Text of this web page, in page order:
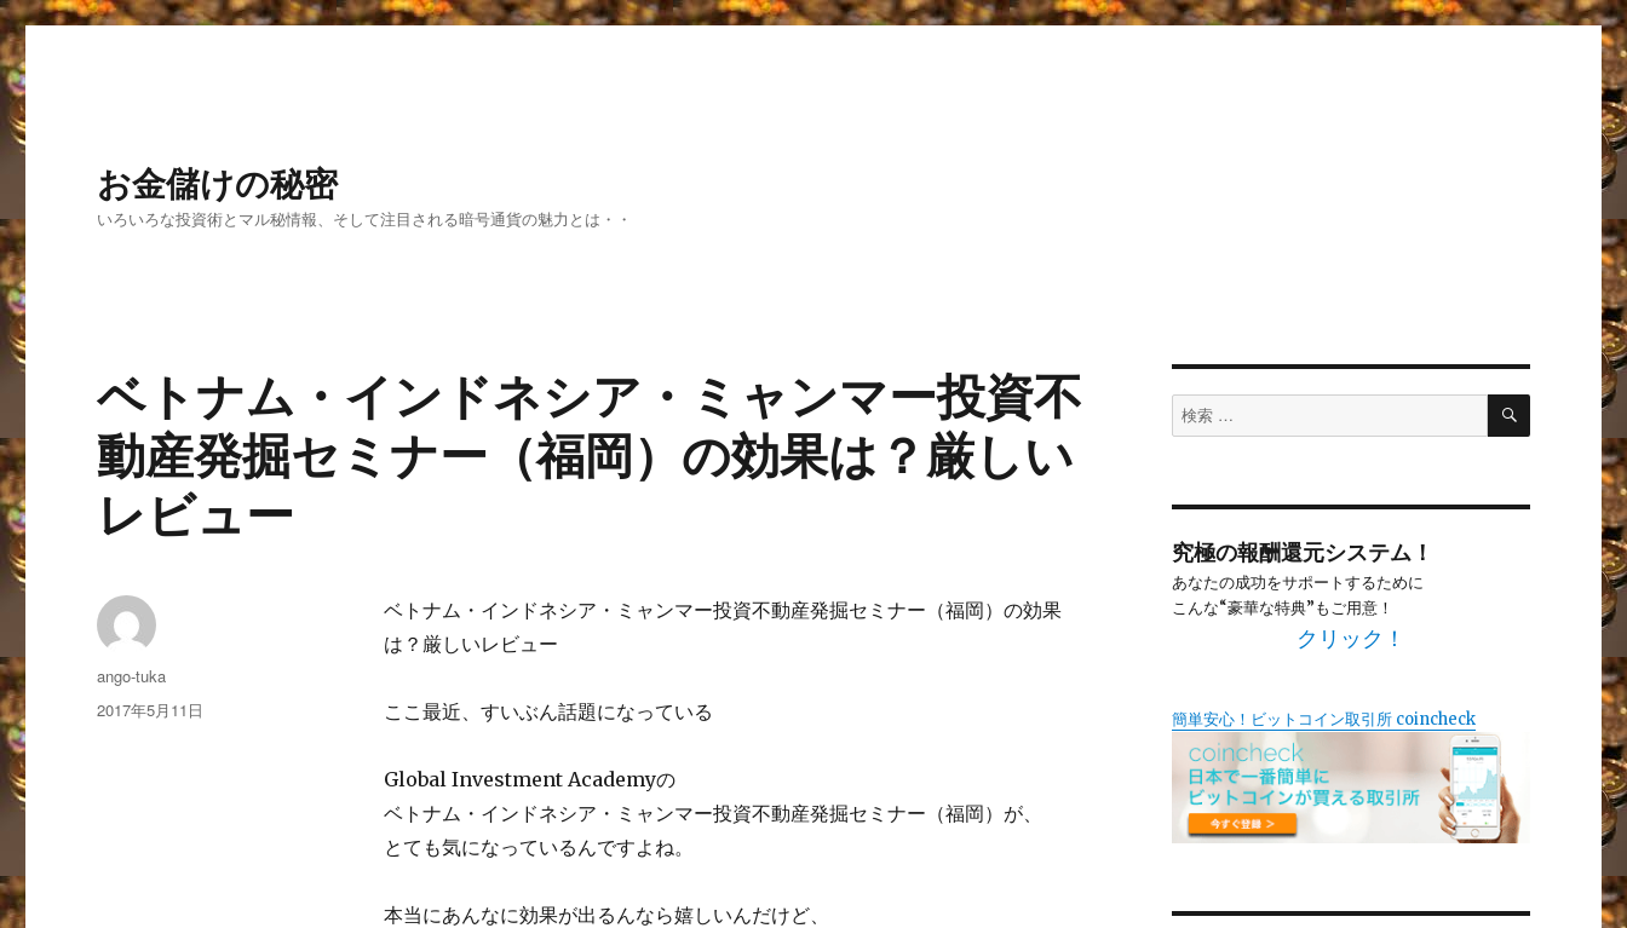
お金儲けの秘密
いろいろな投資術とマル秘情報、そして注目される暗号通貨の魅力とは・・
ベトナム・インドネシア・ミャンマー投資不
動産発掘セミナー（福岡）の効果は？厳しい
レビュー
ベトナム・インドネシア・ミャンマー投資不動産発掘セミナー（福岡）の効果
は？厳しいレビュー
ここ最近、すいぶん話題になっている
Global Investment Academyの
ベトナム・インドネシア・ミャンマー投資不動産発掘セミナー（福岡）が、
とても気になっているんですよね。
本当にあんなに効果が出るんなら嬉しいんだけど、
投
稿
ango-tuka
投
2017年5月11日
検
索
検
究極の報酬還元システム！
あなたの成功をサポートするために
こんな“豪華な特典”もご用意！
クリック！
簡単安心！ビットコイン取引所 coincheck